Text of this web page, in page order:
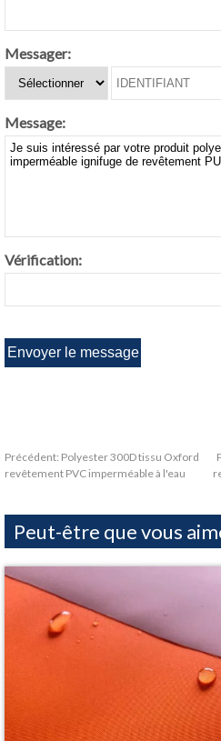
Messager:
Message:
Vérification:
Précédent: Polyester 300D tissu Oxford
revêtement PVC imperméable à l'eau
Peut-être que vous